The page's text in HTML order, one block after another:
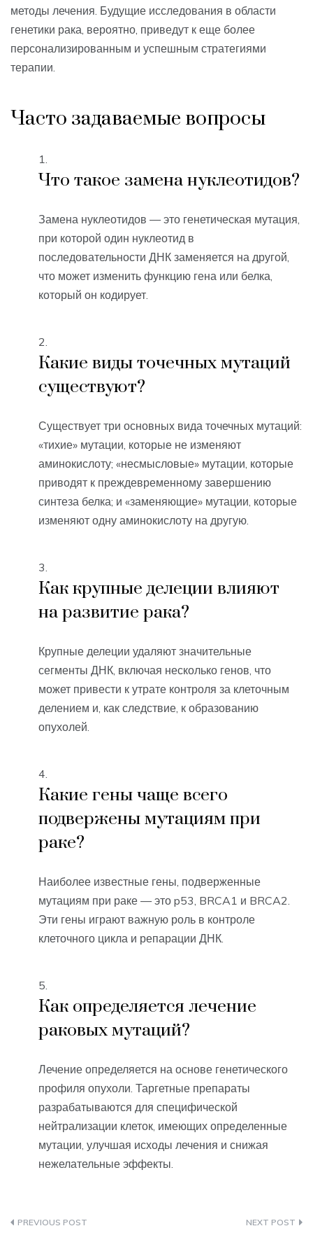
методы лечения. Будущие исследования в области
генетики рака, вероятно, приведут к еще более
персонализированным и успешным стратегиями
терапии.
Часто задаваемые вопросы
Что такое замена нуклеотидов?
Замена нуклеотидов — это генетическая мутация,
при которой один нуклеотид в
последовательности ДНК заменяется на другой,
что может изменить функцию гена или белка,
который он кодирует.
Какие виды точечных мутаций
существуют?
Существует три основных вида точечных мутаций:
«тихие» мутации, которые не изменяют
аминокислоту; «несмысловые» мутации, которые
приводят к преждевременному завершению
синтеза белка; и «заменяющие» мутации, которые
изменяют одну аминокислоту на другую.
Как крупные делеции влияют
на развитие рака?
Крупные делеции удаляют значительные
сегменты ДНК, включая несколько генов, что
может привести к утрате контроля за клеточным
делением и, как следствие, к образованию
опухолей.
Какие гены чаще всего
подвержены мутациям при
раке?
Наиболее известные гены, подверженные
мутациям при раке — это p53, BRCA1 и BRCA2.
Эти гены играют важную роль в контроле
клеточного цикла и репарации ДНК.
Как определяется лечение
раковых мутаций?
Лечение определяется на основе генетического
профиля опухоли. Таргетные препараты
разрабатываются для специфической
нейтрализации клеток, имеющих определенные
мутации, улучшая исходы лечения и снижая
нежелательные эффекты.